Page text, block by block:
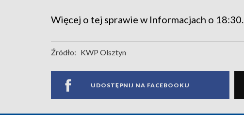
Więcej o tej sprawie w Informacjach o 18:30.
Źródło: KWP Olsztyn
UDOSTĘPNIJ NA FACEBOOKU